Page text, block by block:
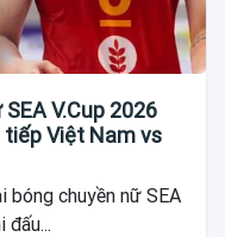
V.Cup 2026
Việt Nam vs
bóng chuyền nữ SEA
đấu...